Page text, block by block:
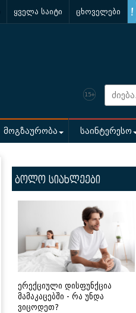
ყველა საიტი ცხოველები
მოგზაურობა საინტერესო
ბოლო სიახლეები
ერექციული დისფუნქცია
მამაკაცებში - რა უნდა
ვიცოდეთ?